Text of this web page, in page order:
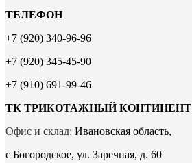
ТЕЛЕФОН
+7 (920) 340-96-96
+7 (920) 345-45-90
+7 (910) 691-99-46
ТК ТРИКОТАЖНЫЙ КОНТИНЕНТ
Офис и склад: Ивановская область,
с Богородское, ул. Заречная, д. 60